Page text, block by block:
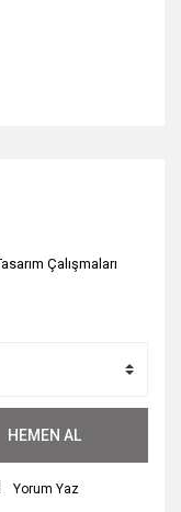
Çalışmaları
HEMEN AL
Yorum Yaz